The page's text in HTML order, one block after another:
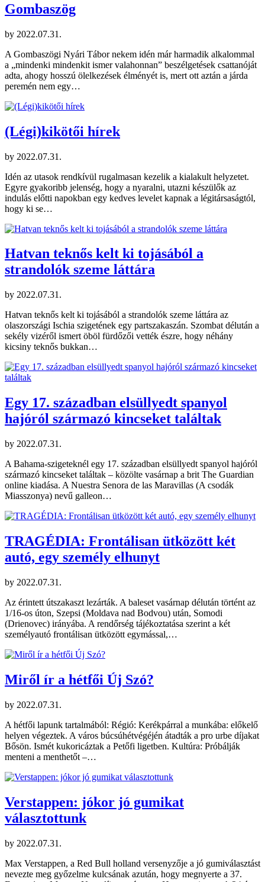
Gombaszög
by 2022.07.31.
A Gombaszögi Nyári Tábor nekem idén már harmadik alkalommal
a „mindenki mindenkit ismer valahonnan” beszélgetések csattanóját
adta, ahogy hosszú ölelkezések élményét is, mert ott aztán a járda
peremén nem egy…
(Légi)kikötői hírek
by 2022.07.31.
Idén az utasok rendkívül rugalmasan kezelik a kialakult helyzetet.
Egyre gyakoribb jelenség, hogy a nyaralni, utazni készülők az
indulás előtti napokban egy kedves levelet kapnak a légitársaságtól,
hogy ki se…
Hatvan teknős kelt ki tojásából a
strandolók szeme láttára
by 2022.07.31.
Hatvan teknős kelt ki tojásából a strandolók szeme láttára az
olaszországi Ischia szigetének egy partszakaszán. Szombat délután a
sekély vizéről ismert öböl fürdőzői vették észre, hogy néhány
kicsiny teknős bukkan…
Egy 17. században elsüllyedt spanyol
hajóról származó kincseket találtak
by 2022.07.31.
A Bahama-szigeteknél egy 17. században elsüllyedt spanyol hajóról
származó kincseket találtak – közölte vasárnap a brit The Guardian
online kiadása. A Nuestra Senora de las Maravillas (A csodák
Miasszonya) nevű galleon…
TRAGÉDIA: Frontálisan ütközött két
autó, egy személy elhunyt
by 2022.07.31.
Az érintett útszakaszt lezárták. A baleset vasárnap délután történt az
1/16-os úton, Szepsi (Moldava nad Bodvou) után, Somodi
(Drienovec) irányába. A rendőrség tájékoztatása szerint a két
személyautó frontálisan ütközött egymással,…
Miről ír a hétfői Új Szó?
by 2022.07.31.
A hétfői lapunk tartalmából: Régió: Kerékpárral a munkába: előkelő
helyen végeztek. A város búcsúhétvégéjén átadták a pro urbe díjakat
Bősön. Ismét kukoricáztak a Petőfi ligetben. Kultúra: Próbálják
menteni a menthetőt –…
Verstappen: jókor jó gumikat
választottunk
by 2022.07.31.
Max Verstappen, a Red Bull holland versenyzője a jó gumiválasztást
nevezte meg győzelme kulcsának azután, hogy megnyerte a 37.